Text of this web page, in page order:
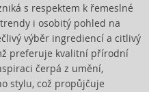
s respektem k řemeslné
i osobitý pohled na
výběr ingrediencí a citlivý
preferuje kvalitní přírodní
čerpá z umění,
stylu, což propůjčuje